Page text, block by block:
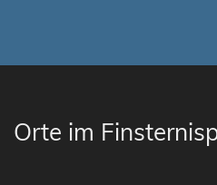
Orte im